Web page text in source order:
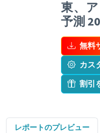
東、
予測
無料
カス
割引
レポートのプレビュー